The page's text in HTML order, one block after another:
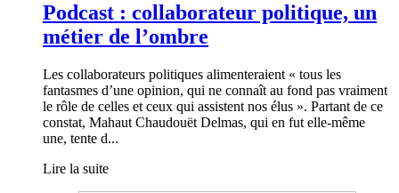
Podcast : collaborateur politique, un
métier de l’ombre
Les collaborateurs politiques alimenteraient « tous les
fantasmes d’une opinion, qui ne connaît au fond pas vraiment
le rôle de celles et ceux qui assistent nos élus ». Partant de ce
constat, Mahaut Chaudouët Delmas, qui en fut elle-même
une, tente d...
Lire la suite